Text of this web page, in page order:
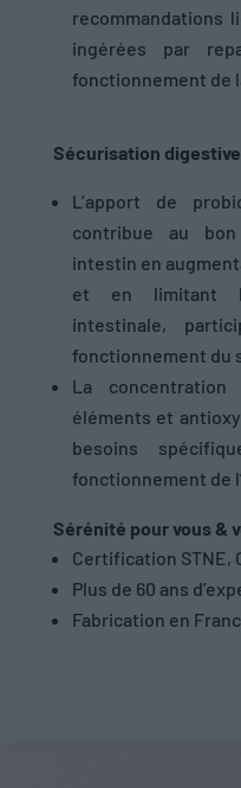
recommandations
ingérées par
fonctionnement de
Sécurisation digestive
L’apport de
contribue au
intestin en
et en limitant le
intestinale,
fonctionnement du
La concentration
éléments et
besoins
fonctionnement de
Sérénité pour vous &
Certification STNE,
Plus de 60 ans
Fabrication en